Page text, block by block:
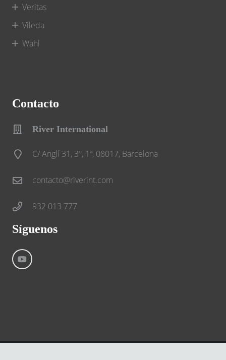
Veritas
Vileda
Wahl
Contacto
River International
C/ Anglí 31, 3º, 1ª, 08017, Barcelona
contacto@riverint.com
932 013 777
Síguenos